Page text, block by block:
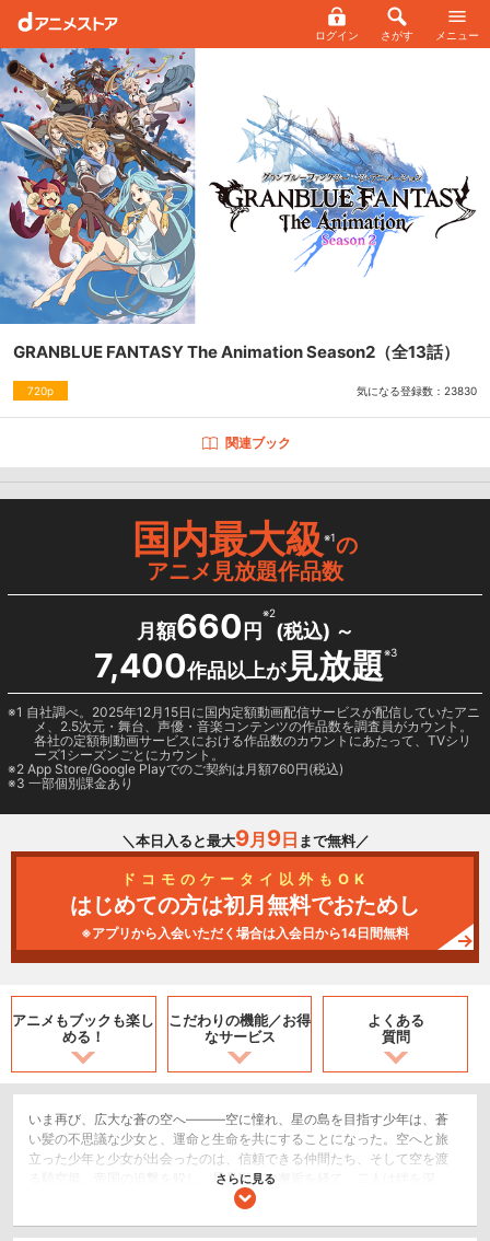
ログイン さがす メニュー
GRANBLUE FANTASY The Animation Season2 （全13話）
720p 気になる登録数： 23830
関連ブック
国内最大級※1の
アニメ見放題作品数
月額660 円
※2
(税込) ～
7,400作品以上が見放題※3
1 自社調べ。2025年12月15日に国内定額動画配信サービスが配信していたアニ
メ、2.5次元・舞台、声優・音楽コンテンツの作品数を調査員がカウント。
各社の定額制動画サービスにおける作品数のカウントにあたって、TVシリ
ーズ1シーズンごとにカウント。
2 App Store/Google Playでのご契約は月額760円(税込)
3 一部個別課金あり
＼本日入ると最大9月 9日 まで無料／
ドコモのケータイ以外もOK
はじめての方は初月無料でおためし
※アプリから入会いただく場合は入会日から14日間無料
アニメもブックも楽し
める！
こだわりの機能／お得
なサービス
よくある
質問
いま再び、広大な蒼の空へ―――空に憧れ、星の島を目指す少年は、蒼
い髪の不思議な少女と、運命と生命を共にすることになった。空へと旅
立った少年と少女が出会ったのは、信頼できる仲間たち、そして空を渡
る騎空挺。帝国の追撃を躱し、星晶獣との邂逅を経て、二人は絆を深
め、成長していく。だが、星の島への道程はまだ半ば。少年と少女は、
さらに見る